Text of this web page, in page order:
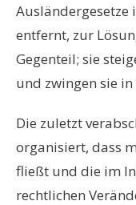
Ausländergesetze
entfernt, zur
Gegenteil; sie
und zwingen sie
Die zuletzt
organisiert, dass
fließt und die im
rechtlichen